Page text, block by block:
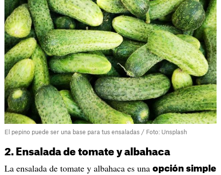
El pepino puede ser una base para tus ensaladas / Foto: Unsplash
2. Ensalada de tomate y albahaca
La ensalada de tomate y albahaca es una opción simple